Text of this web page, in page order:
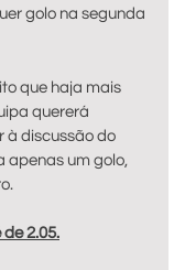
golo na segunda
que haja mais
quererá
à discussão do
apenas um golo,
2.05.